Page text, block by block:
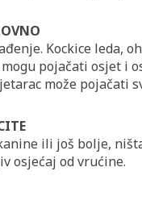
Kockice leda,
pojačati osjet i
može pojačati
ili još bolje,
osjećaj od vrućine.